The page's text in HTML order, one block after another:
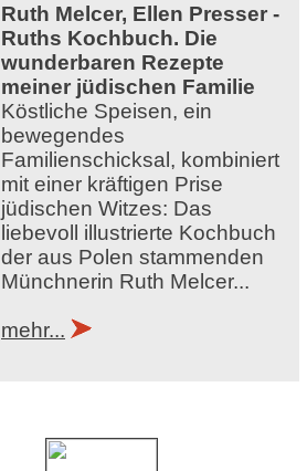
Ruth Melcer, Ellen Presser -
Ruths Kochbuch. Die
wunderbaren Rezepte
meiner jüdischen Familie
Köstliche Speisen, ein
bewegendes
Familienschicksal, kombiniert
mit einer kräftigen Prise
jüdischen Witzes: Das
liebevoll illustrierte Kochbuch
der aus Polen stammenden
Münchnerin Ruth Melcer...
mehr...